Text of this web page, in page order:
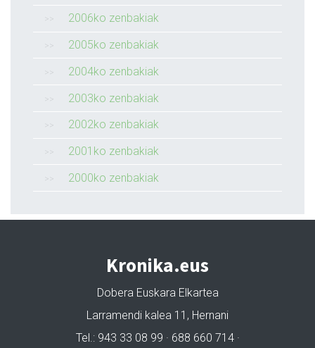
2006ko zenbakiak
2005ko zenbakiak
2004ko zenbakiak
2003ko zenbakiak
2002ko zenbakiak
2001ko zenbakiak
2000ko zenbakiak
Kronika.eus
Dobera Euskara Elkartea
Larramendi kalea 11, Hernani
Tel.: 943 33 08 99 · 688 660 714 ·